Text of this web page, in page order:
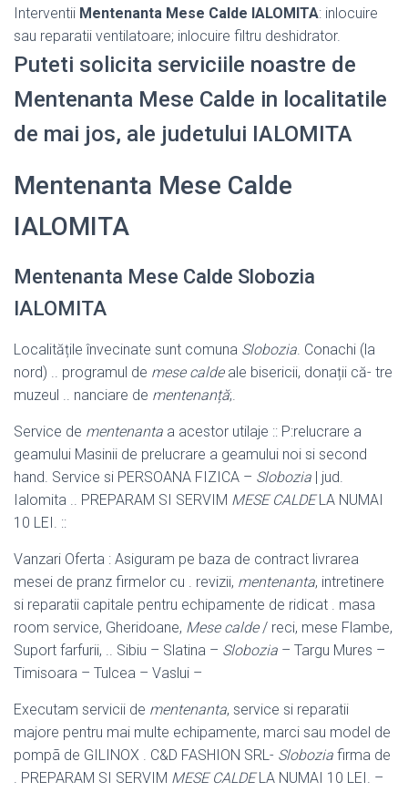
Interventii Mentenanta Mese Calde IALOMITA: inlocuire
sau reparatii ventilatoare; inlocuire filtru deshidrator.
Puteti solicita serviciile noastre de
Mentenanta Mese Calde in localitatile
de mai jos, ale judetului IALOMITA
Mentenanta Mese Calde
IALOMITA
Mentenanta Mese Calde Slobozia
IALOMITA
Localitățile învecinate sunt comuna Slobozia. Conachi (la
nord) .. programul de mese caldeale bisericii, donații că- tre
muzeul .. nanciare de mentenanță;.
Service de mentenanta a acestor utilaje :: P:relucrare a
geamului Masinii de prelucrare a geamului noi si second
hand. Service si PERSOANA FIZICA – Slobozia | jud.
Ialomita .. PREPARAM SI SERVIM MESE CALDELA NUMAI
10 LEI. ::
Vanzari Oferta : Asiguram pe baza de contract livrarea
mesei de pranz firmelor cu . revizii, mentenanta, intretinere
si reparatii capitale pentru echipamente de ridicat . masa
room service, Gheridoane, Mese calde/ reci, mese Flambe,
Suport farfurii, .. Sibiu – Slatina – Slobozia – Targu Mures –
Timisoara – Tulcea – Vaslui –
Executam servicii de mentenanta, service si reparatii
majore pentru mai multe echipamente, marci sau model de
pompã de GILINOX . C&D FASHION SRL- Slobozia firma de
. PREPARAM SI SERVIM MESE CALDELA NUMAI 10 LEI. –